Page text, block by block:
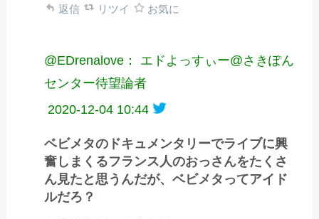
返信 リツイ お気に
@EDrenalove： エドよっすぃー@さきぽん
センター待望論者
2020-12-04 10:44
ベビメタのドキュメンタリーでライブに興
奮しまくるフランス人のおっさんをたくさ
ん見たと思うんだが、ベビメタってアイド
ルだろ？